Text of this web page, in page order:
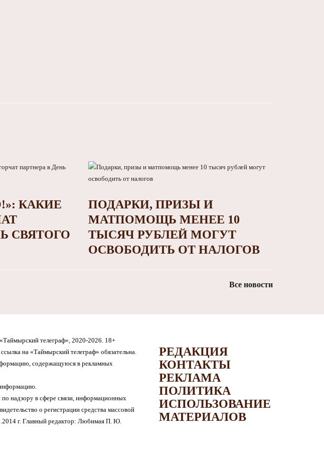
КАКИЕ
СВЯТОГО
ПОДАРКИ, ПРИЗЫ И
МАТПОМОЩЬ МЕНЕЕ 10
ТЫСЯЧ РУБЛЕЙ МОГУТ
ОСВОБОДИТЬ ОТ НАЛОГОВ
Все новости
телеграф», 2020-2026. 18+
на «Таймырский телеграф» обязательна.
содержащуюся в рекламных
надзору в сфере связи, информационных
о регистрации средства массовой
г. Главный редактор: Любимая П. Ю.
РЕДАКЦИЯ
КОНТАКТЫ
РЕКЛАМА
ПОЛИТИКА
ИСПОЛЬЗОВАНИЕ
МАТЕРИАЛОВ